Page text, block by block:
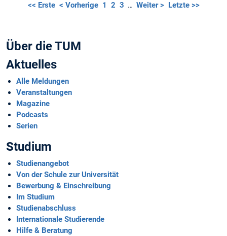
<< Erste < Vorherige 1 2 3 … Weiter > Letzte >>
Über die TUM
Aktuelles
Alle Meldungen
Veranstaltungen
Magazine
Podcasts
Serien
Studium
Studienangebot
Von der Schule zur Universität
Bewerbung & Einschreibung
Im Studium
Studienabschluss
Internationale Studierende
Hilfe & Beratung